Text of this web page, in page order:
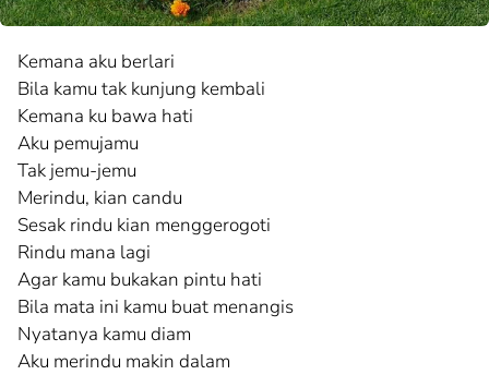
Kemana aku berlari
Bila kamu tak kunjung kembali
Kemana ku bawa hati
Aku pemujamu
Tak jemu-jemu
Merindu, kian candu
Sesak rindu kian menggerogoti
Rindu mana lagi
Agar kamu bukakan pintu hati
Bila mata ini kamu buat menangis
Nyatanya kamu diam
Aku merindu makin dalam